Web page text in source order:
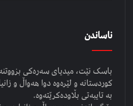
ناساندن
باسک نێت، میدیای سەرەکی
کوردستانە و لێرەوە دوا هەواڵ و
بە تایبەتی بڵاودەکرێتەوە.